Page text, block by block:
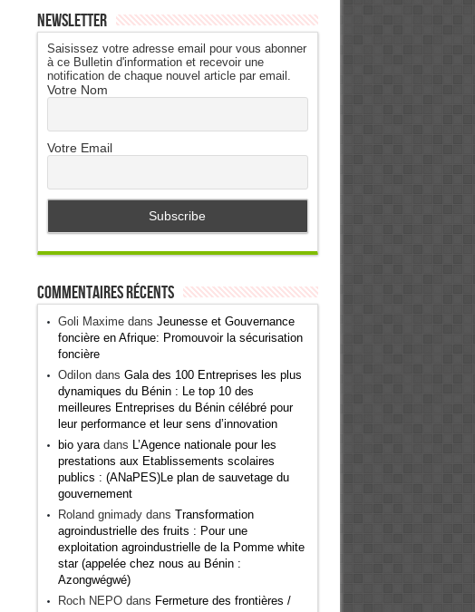
Newsletter
Saisissez votre adresse email pour vous abonner
à ce Bulletin d'information et recevoir une
notification de chaque nouvel article par email.
Votre Nom
Votre Email
Commentaires récents
Goli Maximedans Jeunesse et Gouvernance
foncière en Afrique: Promouvoir la sécurisation
foncière
Odilondans Gala des 100 Entreprises les plus
dynamiques du Bénin : Le top 10 des
meilleures Entreprises du Bénin célébré pour
leur performance et leur sens d’innovation
bio yaradans L’Agence nationale pour les
prestations aux Etablissements scolaires
publics : (ANaPES)Le plan de sauvetage du
gouvernement
Roland gnimadydans Transformation
agroindustrielle des fruits : Pour une
exploitation agroindustrielle de la Pomme white
star (appelée chez nous au Bénin :
Azongwégwé)
Roch NEPOdans Fermeture des frontières /